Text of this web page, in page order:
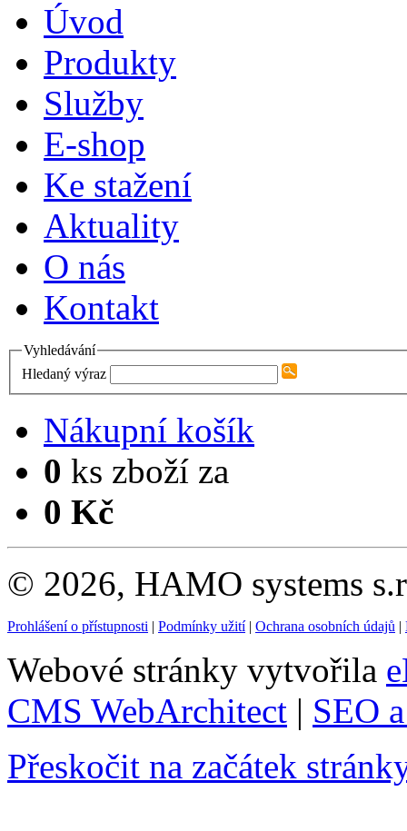
Úvod
Produkty
Služby
E-shop
Ke stažení
Aktuality
O nás
Kontakt
Vyhledávání
Hledaný výraz
Nákupní košík
0 ks zboží za
0 Kč
© 2026, HAMO systems
Prohlášení o přístupnosti | Podmínky užití| Ochrana osobních údajů |
Webové stránky vytvořila
CMS WebArchitect | SEO
Přeskočit na začátek